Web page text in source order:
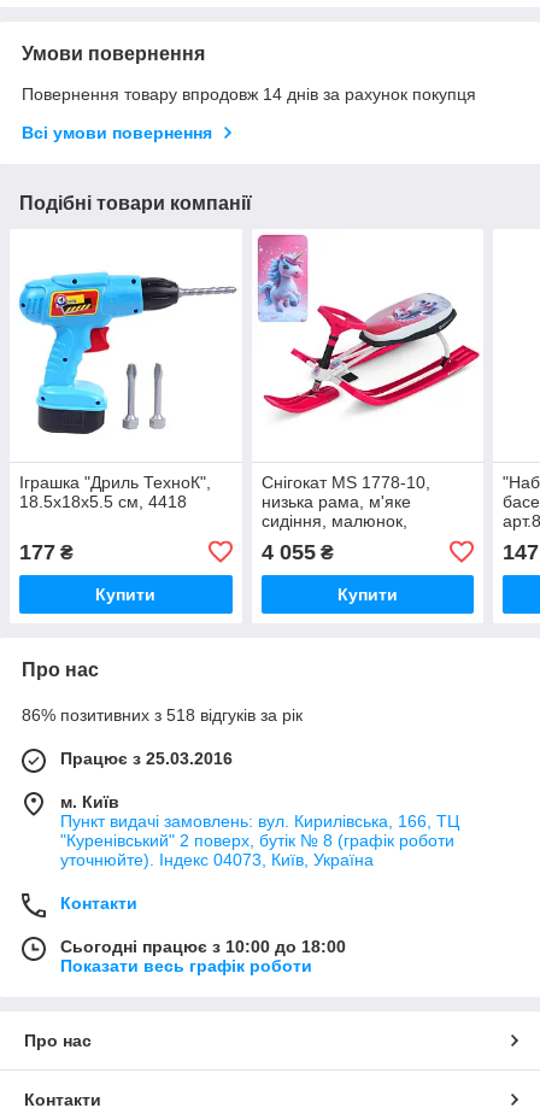
Умови повернення
Повернення товару впродовж 14 днів за рахунок покупця
Всі умови повернення
Подібні товари компанії
Іграшка "Дриль ТехноК",
18.5х18х5.5 см, 4418
177 ₴
Купити
Снігокат MS 1778-10,
низька рама, м'яке
сидіння, малюнок,
рожевий
4 055₴
Купити
147
Про нас
86% позитивних з 518 відгуків за рік
Працює з 25.03.2016
м. Київ
Пункт видачі замовлень: вул. Кирилівська, 166, ТЦ
"Куренівський" 2 поверх, бутік № 8 (графік роботи
уточнюйте). Індекс 04073, Київ, Україна
Контакти
Сьогодні працює з 10:00 до 18:00
Показати весь графік роботи
Про нас
Контакти